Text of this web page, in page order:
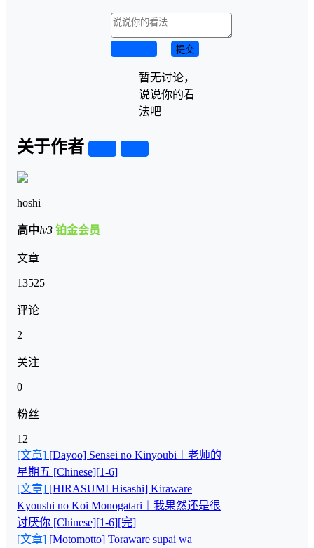
提交
暂无讨论，
说说你的看
法吧
关于作者
hoshi
高中lv3 铂金会员
文章
13525
评论
2
关注
0
粉丝
12
[文章] [Dayoo] Sensei no Kinyoubi︱老师的
星期五 [Chinese][1-6]
[文章] [HIRASUMI Hisashi] Kiraware
Kyoushi no Koi Monogatari︱我果然还是很
讨厌你 [Chinese][1-6][完]
[文章] [Motomotto] Toraware supai wa